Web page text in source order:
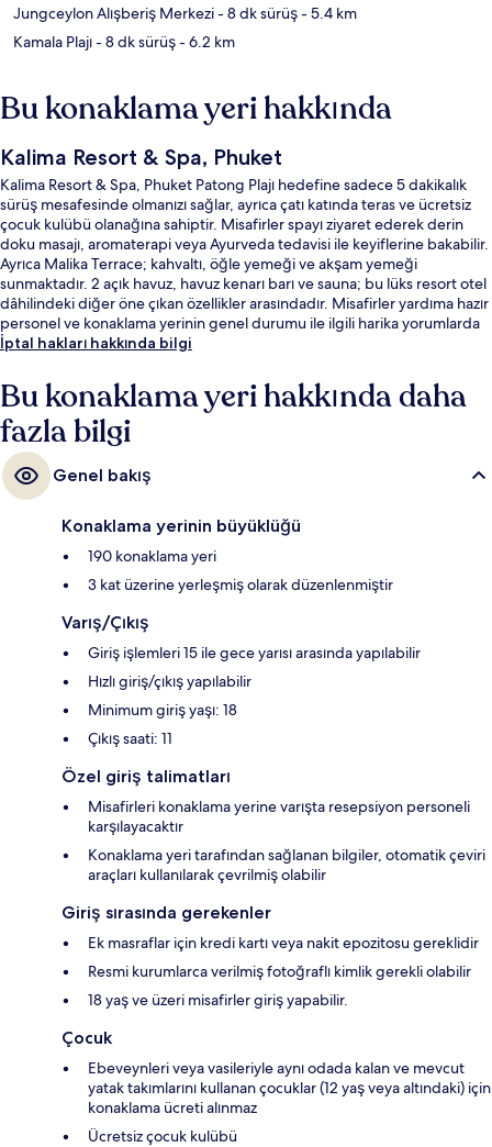
Jungceylon Alışberiş Merkezi- 8 dk sürüş- 5.4 km
Kamala Plajı- 8 dk sürüş- 6.2 km
Bu konaklama yeri hakkında
Kalima Resort & Spa, Phuket
Kalima Resort & Spa, Phuket Patong Plajı hedefine sadece 5 dakikalık
sürüş mesafesinde olmanızı sağlar, ayrıca çatı katında teras ve ücretsiz
çocuk kulübü olanağına sahiptir. Misafirler spayı ziyaret ederek derin
doku masajı, aromaterapi veya Ayurveda tedavisi ile keyiflerine bakabilir.
Ayrıca Malika Terrace; kahvaltı, öğle yemeği ve akşam yemeği
sunmaktadır. 2 açık havuz, havuz kenarı barı ve sauna; bu lüks resort otel
dâhilindeki diğer öne çıkan özellikler arasındadır. Misafirler yardıma hazır
personel ve konaklama yerinin genel durumu ile ilgili harika yorumlarda
bulunuyor.
İptal hakları hakkında bilgi
Bu konaklama yeri hakkında daha
fazla bilgi
Genel bakış
Konaklama yerinin büyüklüğü
190 konaklama yeri
3 kat üzerine yerleşmiş olarak düzenlenmiştir
Varış/Çıkış
Giriş işlemleri 15 ile gece yarısı arasında yapılabilir
Hızlı giriş/çıkış yapılabilir
Minimum giriş yaşı: 18
Çıkış saati: 11
Özel giriş talimatları
Misafirleri konaklama yerine varışta resepsiyon personeli
karşılayacaktır
Konaklama yeri tarafından sağlanan bilgiler, otomatik çeviri
araçları kullanılarak çevrilmiş olabilir
Giriş sırasında gerekenler
Ek masraflar için kredi kartı veya nakit epozitosu gereklidir
Resmi kurumlarca verilmiş fotoğraflı kimlik gerekli olabilir
18 yaş ve üzeri misafirler giriş yapabilir.
Çocuk
Ebeveynleri veya vasileriyle aynı odada kalan ve mevcut
yatak takımlarını kullanan çocuklar (12 yaş veya altındaki) için
konaklama ücreti alınmaz
Ücretsiz çocuk kulübü